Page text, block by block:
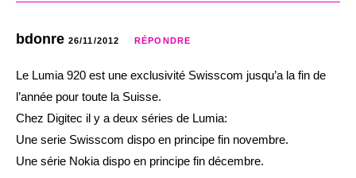
bdonre 26/11/2012 RÉPONDRE
Le Lumia 920 est une exclusivité Swisscom jusqu’a la fin de
l’année pour toute la Suisse.
Chez Digitec il y a deux séries de Lumia:
Une serie Swisscom dispo en principe fin novembre.
Une série Nokia dispo en principe fin décembre.